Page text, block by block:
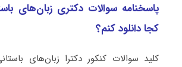
پاسخنامه سوالات دکتری زبان‌های
کجا دانلود کنم؟
کلید سوالات کنکور دکترا زبان‌های